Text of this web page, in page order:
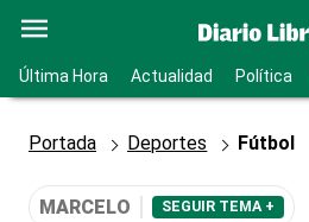
Última Hora Actualidad Política
Portada Deportes Fútbol
MARCELO SEGUIR TEMA +